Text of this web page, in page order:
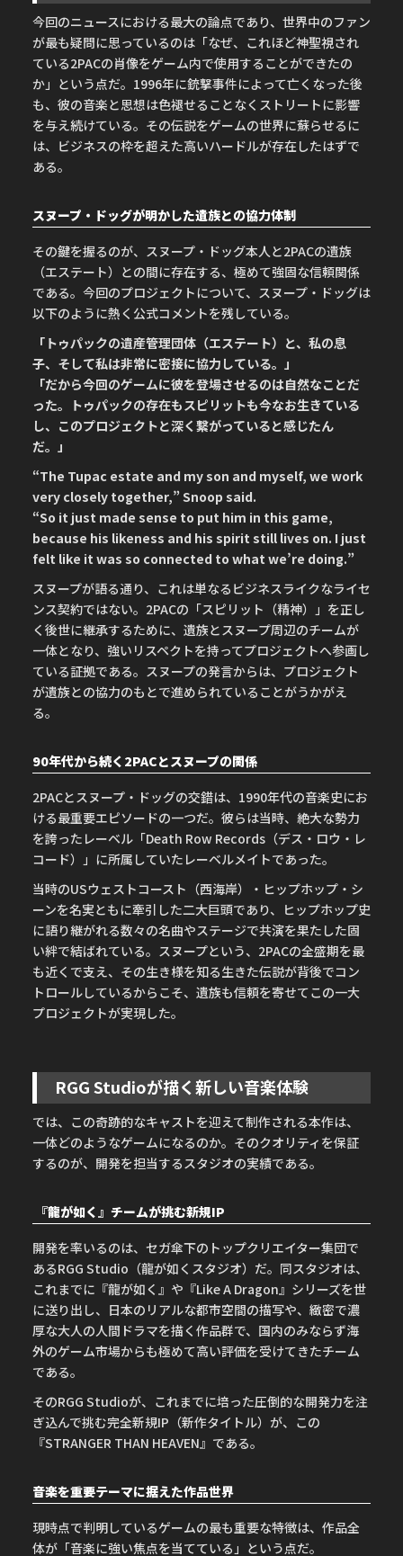
今回のニュースにおける最大の論点であり、世界中のファン
が最も疑問に思っているのは「なぜ、これほど神聖視され
ている2PACの肖像をゲーム内で使用することができたの
か」という点だ。1996年に銃撃事件によって亡くなった後
も、彼の音楽と思想は色褪せることなくストリートに影響
を与え続けている。その伝説をゲームの世界に蘇らせるに
は、ビジネスの枠を超えた高いハードルが存在したはずで
ある。
スヌープ・ドッグが明かした遺族との協力体制
その鍵を握るのが、スヌープ・ドッグ本人と2PACの遺族
（エステート）との間に存在する、極めて強固な信頼関係
である。今回のプロジェクトについて、スヌープ・ドッグは
以下のように熱く公式コメントを残している。
「トゥパックの遺産管理団体（エステート）と、私の息
子、そして私は非常に密接に協力している。」
「だから今回のゲームに彼を登場させるのは自然なことだ
った。トゥパックの存在もスピリットも今なお生きている
し、このプロジェクトと深く繋がっていると感じたん
だ。」
“The Tupac estate and my son and myself, we work
very closely together,” Snoop said.
“So it just made sense to put him in this game,
because his likeness and his spirit still lives on. I just
felt like it was so connected to what we’re doing.”
スヌープが語る通り、これは単なるビジネスライクなライセ
ンス契約ではない。2PACの「スピリット（精神）」を正し
く後世に継承するために、遺族とスヌープ周辺のチームが
一体となり、強いリスペクトを持ってプロジェクトへ参画し
ている証拠である。スヌープの発言からは、プロジェクト
が遺族との協力のもとで進められていることがうかがえ
る。
90年代から続く2PACとスヌープの関係
2PACとスヌープ・ドッグの交錯は、1990年代の音楽史にお
ける最重要エピソードの一つだ。彼らは当時、絶大な勢力
を誇ったレーベル「Death Row Records（デス・ロウ・レ
コード）」に所属していたレーベルメイトであった。
当時のUSウェストコースト（西海岸）・ヒップホップ・シ
ーンを名実ともに牽引した二大巨頭であり、ヒップホップ史
に語り継がれる数々の名曲やステージで共演を果たした固
い絆で結ばれている。スヌープという、2PACの全盛期を最
も近くで支え、その生き様を知る生きた伝説が背後でコン
トロールしているからこそ、遺族も信頼を寄せてこの一大
プロジェクトが実現した。
RGG Studioが描く新しい音楽体験
では、この奇跡的なキャストを迎えて制作される本作は、
一体どのようなゲームになるのか。そのクオリティを保証
するのが、開発を担当するスタジオの実績である。
『龍が如く』チームが挑む新規IP
開発を率いるのは、セガ傘下のトップクリエイター集団で
あるRGG Studio（龍が如くスタジオ）だ。同スタジオは、
これまでに『龍が如く』や『Like A Dragon』シリーズを世
に送り出し、日本のリアルな都市空間の描写や、緻密で濃
厚な大人の人間ドラマを描く作品群で、国内のみならず海
外のゲーム市場からも極めて高い評価を受けてきたチーム
である。
そのRGG Studioが、これまでに培った圧倒的な開発力を注
ぎ込んで挑む完全新規IP（新作タイトル）が、この
『STRANGER THAN HEAVEN』である。
音楽を重要テーマに据えた作品世界
現時点で判明しているゲームの最も重要な特徴は、作品全
体が「音楽に強い焦点を当てている」という点だ。